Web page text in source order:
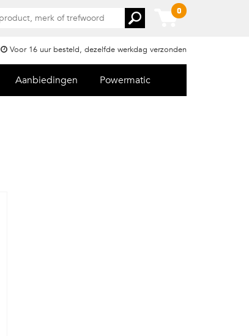
0
Voor 16 uur besteld, dezelfde werkdag verzonden
Aanbiedingen Powermatic